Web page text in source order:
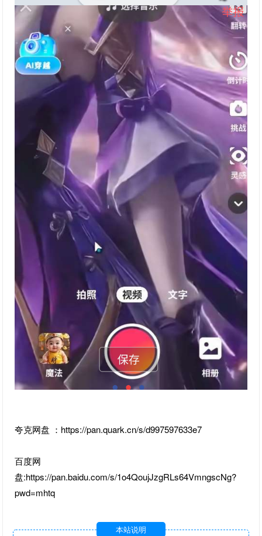
夸克网盘 ：https://pan.quark.cn/s/d997597633e7
百度网
盘:https://pan.baidu.com/s/1o4QoujJzgRLs64VmngscNg?
pwd=mhtq
本站说明